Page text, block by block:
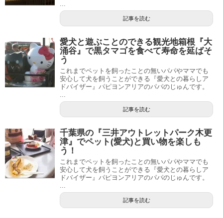
記事を読む
愛犬と遊ぶことのできる観光地箱根『大
涌谷』で黒タマゴを食べて寿命を延ばそ
う
これまでペットを飼ったことの無いパパやママでも
安心して犬を飼うことができる『愛犬との暮らしア
ドバイザー』パピヨンアリアのパパのじゅんです。
記事を読む
千葉県の『三井アウトレットパーク木更
津』でペット(愛犬)と買い物を楽しも
う！
これまでペットを飼ったことの無いパパやママでも
安心して犬を飼うことができる『愛犬との暮らしア
ドバイザー』パピヨンアリアのパパのじゅんです。
記事を読む